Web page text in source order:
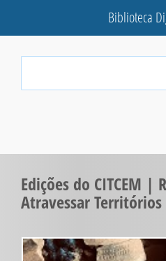
Biblioteca
Terms:
Edições do CITCEM |
Atravessar Territórios